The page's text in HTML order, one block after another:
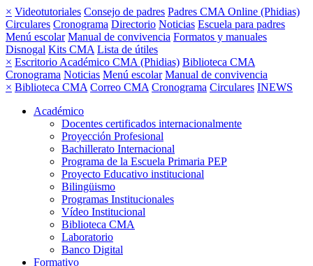
× Videotutoriales Consejo de padres Padres CMA Online (Phidias)
Circulares Cronograma Directorio Noticias Escuela para padres
Menú escolar Manual de convivencia Formatos y manuales
Disnogal Kits CMA Lista de útiles
× Escritorio Académico CMA (Phidias) Biblioteca CMA
Cronograma Noticias Menú escolar Manual de convivencia
× Biblioteca CMA Correo CMA Cronograma Circulares INEWS
Académico
Docentes certificados internacionalmente
Proyección Profesional
Bachillerato Internacional
Programa de la Escuela Primaria PEP
Proyecto Educativo institucional
Bilingüismo
Programas Institucionales
Vídeo Institucional
Biblioteca CMA
Laboratorio
Banco Digital
Formativo